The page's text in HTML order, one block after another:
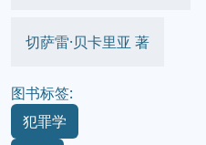
切萨雷·贝卡里亚 著
图书标签:
犯罪学